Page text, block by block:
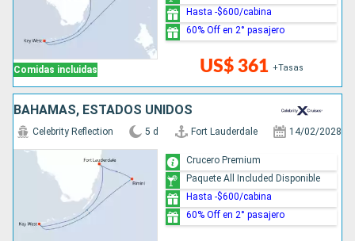
Comidas incluidas US$ 361 +Tasas
Hasta -$600/cabina
60% Off en 2° pasajero
BAHAMAS, ESTADOS UNIDOS
Celebrity Reflection 5 d Fort Lauderdale 14/02/2028
Crucero Premium
Paquete All Included Disponible
Hasta -$600/cabina
60% Off en 2° pasajero